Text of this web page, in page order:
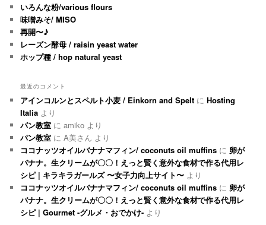
いろんな粉/various flours
味噌みそ/ MISO
再開〜♪
レーズン酵母 / raisin yeast water
ホップ種 / hop natural yeast
最近のコメント
アインコルンとスペルト小麦 / Einkorn and Spelt にHosting
Italia より
パン教室 にamiko より
パン教室 にA美さん より
ココナッツオイルバナナマフィン/ coconuts oil muffins に 卵が
バナナ。生クリームが〇〇！えっと賢く意外な食材で作る代用レ
シピ | キラキラガールズ 〜女子力向上サイト〜 より
ココナッツオイルバナナマフィン/ coconuts oil muffins に 卵が
バナナ。生クリームが〇〇！えっと賢く意外な食材で作る代用レ
シピ | Gourmet -グルメ・おでかけ- より